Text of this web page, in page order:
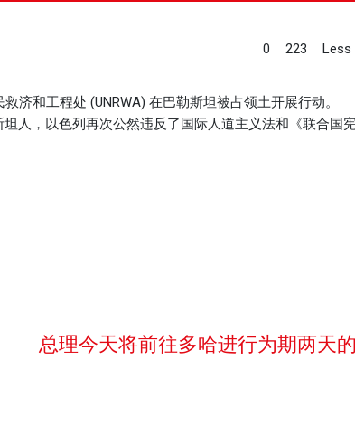
0 223
Less
济和工程处 (UNRWA) 在巴勒斯坦被占领土开展行动。
人，以色列再次公然违反了国际人道主义法和《联合国宪
总理今天将前往多哈进行为期两天